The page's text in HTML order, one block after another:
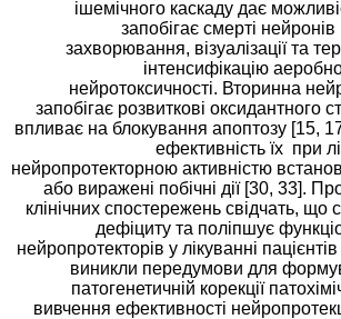
ішемічного каскаду дає
запобігає смерті
захворювання, візуалізації та
інтенсифікацію
нейротоксичності. Вторинна
запобігає розвиткові оксидантного
впливає на блокування апоптозу [15,
ефективність їх при
нейропротекторною активністю
або виражені побічні дії [30, 33].
клінічних спостережень свідчать, що
дефіциту та поліпшує
нейропротекторів у лікуванні
виникли передумови для
патогенетичній корекції
вивчення ефективності